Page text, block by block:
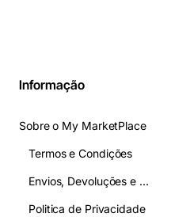
Informação
Sobre o My MarketPlace
Termos e Condições
Envios, Devoluções e Pagamentos
Politica de Privacidade